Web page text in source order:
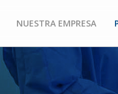
NUESTRA EMPRESA